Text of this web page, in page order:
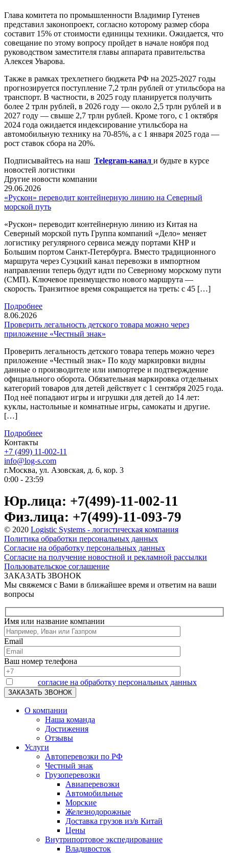
Глава комитета по промышленности Владимир Гутенев
представил законопроект, согласно которому размер сбора
составит 15% от стоимости единицы техники. Ожидается, что
совещание по этому вопросу пройдет в начале ноября под
руководством заместителя главы аппарата правительства
Алексея Уварова.
Также в рамках трехлетнего бюджета РФ на 2025-2027 годы
прогнозируется поступление 7,2 трлн рублей от утильсбора на
транспорт. В частности, в 2025 году планируется получить
более 2 трлн рублей, в 2026 году — около 2,5 трлн рублей и в
2027 году — свыше 2,7 трлн рублей. Кроме того, с 1 октября
2024 года ожидается индексирование утильсбора на
автомобильную технику на 70-85%, а с 1 января 2025 года —
рост ставок сбора на 20%.
Подписывайтесь на наш Telegram-канал и будьте в курсе
новостей логистики
Другие новости компании
29.06.2026
«Рускон» переводит контейнерную линию на Северный
морской путь
«Рускон» переводит контейнерную линию из Китая на
Северный морской путь Группа компаний «Дело» меняет
логистику регулярного сервиса между портами КНР и
Большим портом Санкт-Петербурга. Вместо традиционного
маршрута через Суэцкий канал перевозки в импортном
направлении теперь будут идти по Северному морскому пути
(СМП). Ключевое преимущество нового маршрута —
скорость. Транзитное время сокращается на треть: с 45 […]
Подробнее
8.06.2026
Проверить легальность детского товара можно через
приложение «Честный знак»
Проверить легальность детского товара теперь можно через
приложение «Честный знак» По коду маркировки видны
данные о производителе или импортере и подтверждение
официального оборота. Обязательная маркировка отдельных
категорий товаров для детей действует с 1 сентября 2025 года.
Под неё попадают игры и игрушки для детей до 14 лет:
куклы, настольные и комнатные игры, самокаты и другие.
[…]
Подробнее
Контакты
+7 (499) 11-002-11
info@log-s.com
г.Москва, ул. Азовская, д. 6, кор. 3
0:00 - 23:59
Юр.лица: +7(499)-11-002-11
Физ.лица: +7(499)-11-093-79
© 2020 Logistic Systems - логистическая компания
Политика обработки персональных данных
Согласие на обработку персональных данных
Согласие на получение новостной и рекламной рассылки
Пользовательское соглашение
ЗАКАЗАТЬ ЗВОНОК
Мы свяжемся с Вами в ближайшее время и ответим на ваши
вопросы
Имя или название компании
Email
Ваш номер телефона
согласие на обработку персональных данных
О компании
Наша команда
Достижения
Отзывы
Услуги
Автоперевозки по РФ
Честный знак
Грузоперевозки
Авиаперевозки
Автомобильные
Морские
Железнодорожные
Доставка грузов из/в Китай
Цены
Внутрипортовое экспедирование
Владивосток